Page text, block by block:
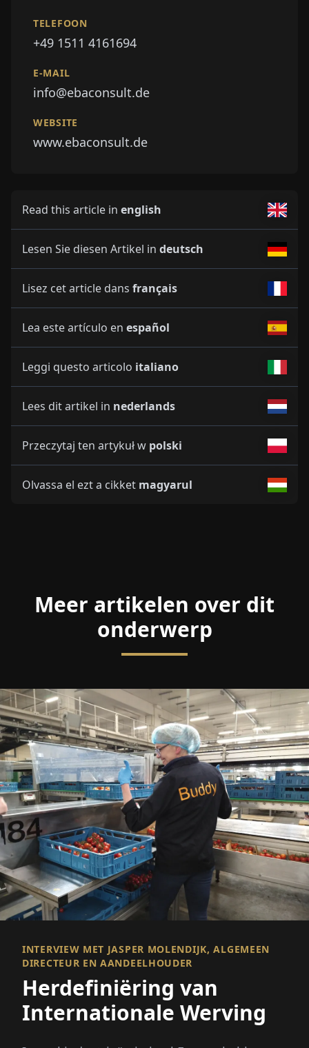
TELEFOON
+49 1511 4161694
E-MAIL
info@ebaconsult.de
WEBSITE
www.ebaconsult.de
Read this article in english
Lesen Sie diesen Artikel in deutsch
Lisez cet article dans français
Lea este artículo en español
Leggi questo articolo italiano
Lees dit artikel in nederlands
Przeczytaj ten artykuł w polski
Olvassa el ezt a cikket magyarul
Meer artikelen over dit
onderwerp
INTERVIEW MET JASPER MOLENDIJK, ALGEMEEN
DIRECTEUR EN AANDEELHOUDER
Herdefiniëring van
Internationale Werving